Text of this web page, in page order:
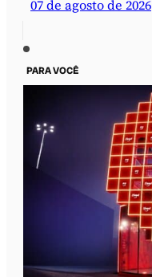
07 de agosto de 2026
PARA VOCÊ